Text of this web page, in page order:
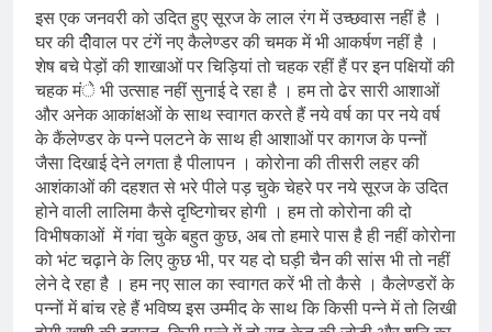
हरियाणा सरकार के बाबा बंदा सिंह
बहादुर की स्मृति में स्मारक निर्माण की
दिशा में बढ़ते कदम
1 Year Ago
आतंकवाद के जड़मूल नाश से पूर्व यह’
ऑपरेशन सिन्दूर’ रुकेगा नहीं : मनमोहन
शर्मा ‘शरण’ (संपादक)
1 Year Ago
पाकिस्तान और PoK में 9 आतंकी
ठिकानों पर भारत ने की एयर स्ट्राइक
(ऑपरेशन सिन्दूर)
1 Year Ago
श्री चौरासिया ब्राह्मण समाज समन्वय
समिति के व्दारा‌ ‘राष्ट्रीय प्रबुद्ध ब्राह्मण‌
महासम्मेलन‌’ का सफल आयोजन
1 Year Ago
धरती पर लौटीं सुनीता विलियम्स: एक
ऐतिहासिक वापसी
इस एक जनवरी को उदित हुए सूरज के लाल रंग में उच्छवास नहीं है ।
घर की दीेवाल पर टंगें नए कैलेण्डर की चमक में भी आकर्षण नहीं है ।
शेष बचे पेड़ों की शाखाओं पर चिड़ियां तो चहक रहीं हैं पर इन पक्षियों की
चहक मंे भी उत्साह नहीं सुनाई दे रहा है । हम तो ढेर सारी आशाओं
और अनेक आकांक्षओं के साथ स्वागत करते हैं नये वर्ष का पर नये वर्ष
के कैंलेण्डर के पन्ने पलटने के साथ ही आशाओं पर कागज के पन्नों
जैसा दिखाई देने लगता है पीलापन । कोरोना की तीसरी लहर की
आशंकाओं की दहशत से भरे पीले पड़ चुके चेहरे पर नये सूरज के उदित
होने वाली लालिमा कैसे दृष्टिगोचर होगी । हम तो कोरोना की दो
विभीषकाओं में गंवा चुके बहुत कुछ, अब तो हमारे पास है ही नहीं कोरोना
को भंट चढ़ाने के लिए कुछ भी, पर यह दो घड़ी चैन की सांस भी तो नहीं
लेने दे रहा है । हम नए साल का स्वागत करें भी तो कैसे । कैलेण्डरों के
पन्नों में बांच रहे हैं भविष्य इस उम्मीद के साथ कि किसी पन्ने में तो लिखी